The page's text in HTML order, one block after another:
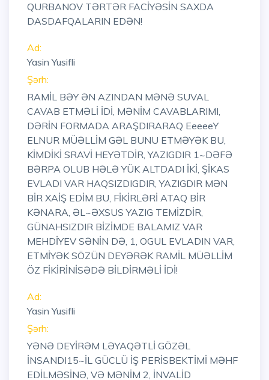
QURBANOV TƏRTƏR FACİYƏSİN SAXDA
DASDAFQALARIN EDƏN!
Ad:
Yasin Yusifli
Şərh:
RAMİL BƏY ƏN AZINDAN MƏNƏ SUVAL
CAVAB ETMƏLİ İDİ, MƏNİM CAVABLARIMI,
DƏRİN FORMADA ARAŞDIRARAQ EeeeeY
ELNUR MÜƏLLİM GƏL BUNU ETMƏYƏK BU,
KİMDİKİ SRAVİ HEYƏTDİR, YAZIGDIR 1~DƏFƏ
BƏRPA OLUB HƏLƏ YÜK ALTDADI İKİ, ŞİKAS
EVLADI VAR HAQSIZDIGDIR, YAZIGDIR MƏN
BİR XAİŞ EDİM BU, FİKİRLƏRİ ATAQ BİR
KƏNARA, ƏL~ƏXSUS YAZIG TEMİZDİR,
GÜNAHSIZDIR BİZİMDE BALAMIZ VAR
MEHDİYEV SƏNİN DƏ, 1, OGUL EVLADIN VAR,
ETMİYƏK SÖZÜN DEYƏRƏK RAMİL MÜƏLLİM
ÖZ FİKİRİNİSƏDƏ BİLDİRMƏLİ İDİ!
Ad:
Yasin Yusifli
Şərh:
YƏNƏ DEYİRƏM LƏYAQƏTLİ GÖZƏL
İNSANDI15~İL GÜCLÜ İŞ PERİSBEKTİMİ MƏHF
EDİLMƏSİNƏ, VƏ MƏNİM 2, İNVALİD